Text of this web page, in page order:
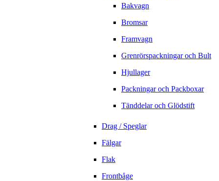
Bakvagn
Bromsar
Framvagn
Grenrörspackningar och Bult
Hjullager
Packningar och Packboxar
Tänddelar och Glödstift
Drag / Speglar
Fälgar
Flak
Frontbåge